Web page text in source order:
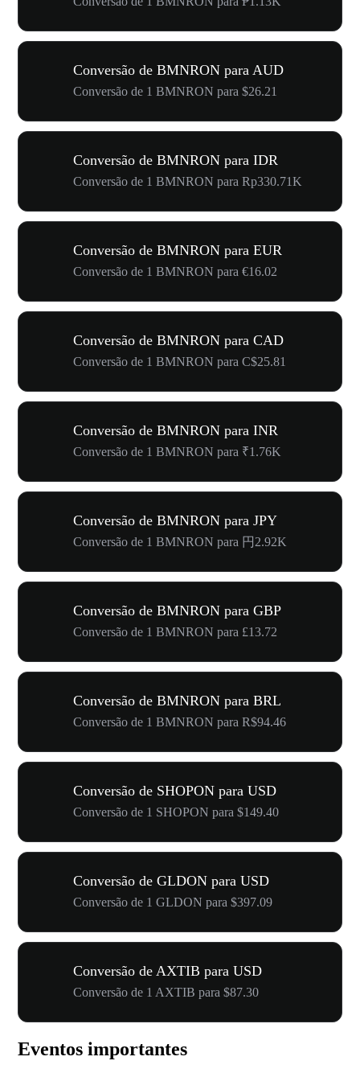
Conversão de BMNRON para AUD
Conversão de 1 BMNRON para $26.21
Conversão de BMNRON para IDR
Conversão de 1 BMNRON para Rp330.71K
Conversão de BMNRON para EUR
Conversão de 1 BMNRON para €16.02
Conversão de BMNRON para CAD
Conversão de 1 BMNRON para C$25.81
Conversão de BMNRON para INR
Conversão de 1 BMNRON para ₹1.76K
Conversão de BMNRON para JPY
Conversão de 1 BMNRON para 円2.92K
Conversão de BMNRON para GBP
Conversão de 1 BMNRON para £13.72
Conversão de BMNRON para BRL
Conversão de 1 BMNRON para R$94.46
Conversão de SHOPON para USD
Conversão de 1 SHOPON para $149.40
Conversão de GLDON para USD
Conversão de 1 GLDON para $397.09
Conversão de AXTIB para USD
Conversão de 1 AXTIB para $87.30
Eventos importantes